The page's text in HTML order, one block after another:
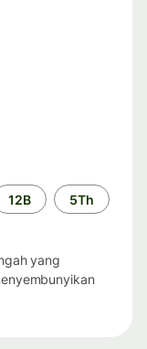
12B 5Th
yang